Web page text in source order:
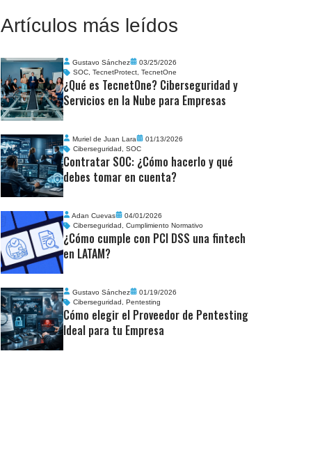
Artículos más leídos
Gustavo Sánchez
03/25/2026
SOC, TecnetProtect, TecnetOne
¿Qué es TecnetOne? Ciberseguridad y
Servicios en la Nube para Empresas
Muriel de Juan Lara
01/13/2026
Ciberseguridad, SOC
Contratar SOC: ¿Cómo hacerlo y qué
debes tomar en cuenta?
Adan Cuevas
04/01/2026
Ciberseguridad, Cumplimiento Normativo
¿Cómo cumple con PCI DSS una fintech
en LATAM?
Gustavo Sánchez
01/19/2026
Ciberseguridad, Pentesting
Cómo elegir el Proveedor de Pentesting
Ideal para tu Empresa